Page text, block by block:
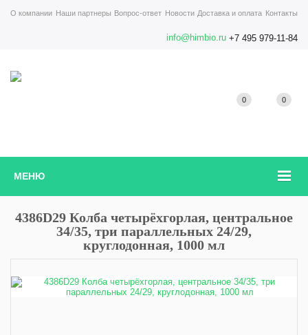
О компании Наши партнеры Вопрос-ответ Новости Доставка и оплата Контакты
info@himbio.ru +7 495 979-11-84
МЕНЮ
0 0
4386D29 Колба четырёхгорлая, центральное
34/35, три параллельных 24/29,
круглодонная, 1000 мл